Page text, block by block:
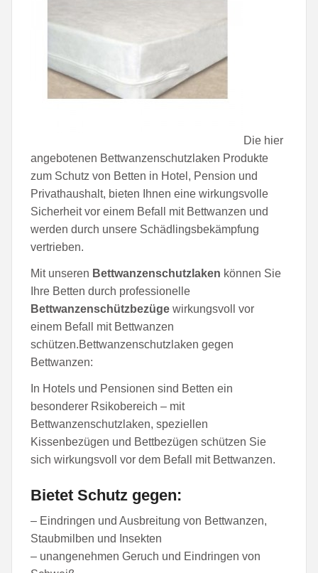
Die hier
angebotenen Bettwanzenschutzlaken Produkte
zum Schutz von Betten in Hotel, Pension und
Privathaushalt, bieten Ihnen eine wirkungsvolle
Sicherheit vor einem Befall mit Bettwanzen und
werden durch unsere Schädlingsbekämpfung
vertrieben.
Mit unseren Bettwanzenschutzlaken können Sie
Ihre Betten durch professionelle
Bettwanzenschützbezügewirkungsvoll vor
einem Befall mit Bettwanzen
schützen.Bettwanzenschutzlaken gegen
Bettwanzen:
In Hotels und Pensionen sind Betten ein
besonderer Rsikobereich – mit
Bettwanzenschutzlaken, speziellen
Kissenbezügen und Bettbezügen schützen Sie
sich wirkungsvoll vor dem Befall mit Bettwanzen.
Bietet Schutz gegen:
– Eindringen und Ausbreitung von Bettwanzen,
Staubmilben und Insekten
– unangenehmen Geruch und Eindringen von